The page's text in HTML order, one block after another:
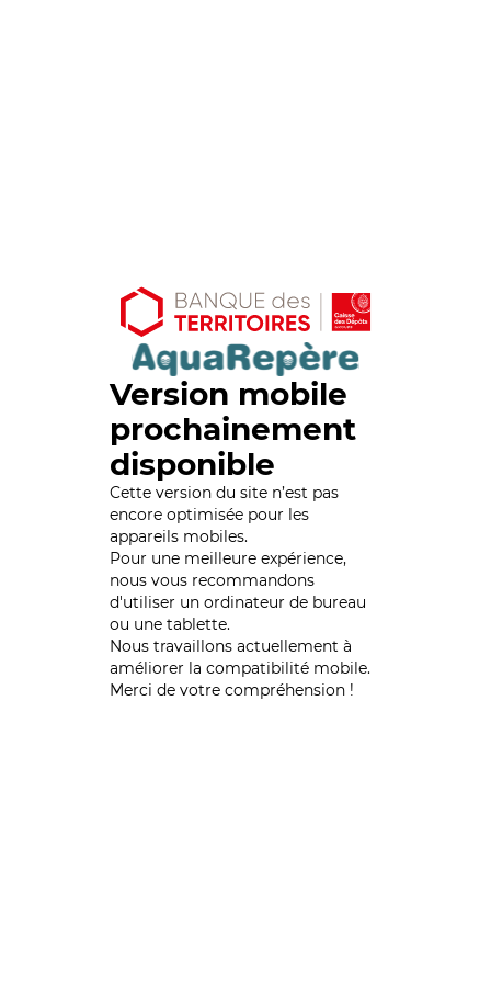
Version mobile
prochainement
disponible
Cette version du site n’est pas
encore optimisée pour les
appareils mobiles.
Pour une meilleure expérience,
nous vous recommandons
d'utiliser un ordinateur de bureau
ou une tablette.
Nous travaillons actuellement à
améliorer la compatibilité mobile.
Merci de votre compréhension !